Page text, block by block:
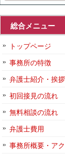
総合メニュー
トップページ
事務所の特徴
弁護士紹介・挨拶
初回接見の流れ
無料相談の流れ
弁護士費用
事務所概要・ア